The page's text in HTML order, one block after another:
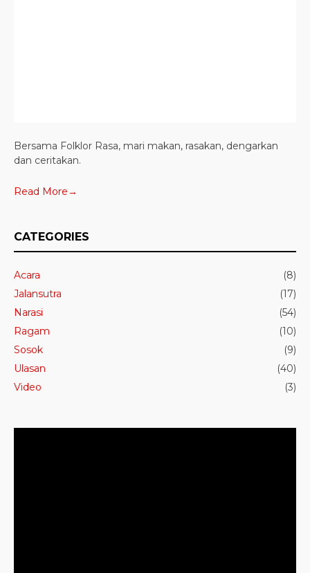
Bersama Folklor Rasa, mari makan, rasakan, dengarkan
dan ceritakan.
Read More→
CATEGORIES
Acara
(8)
Jalansutra
(17)
Narasi
(54)
Ragam
(10)
Sosok
(9)
Ulasan
(40)
Video
(3)